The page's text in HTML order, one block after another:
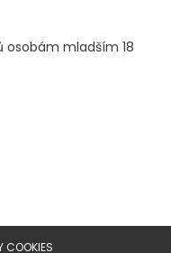
COOKIES
osobám mladším 18